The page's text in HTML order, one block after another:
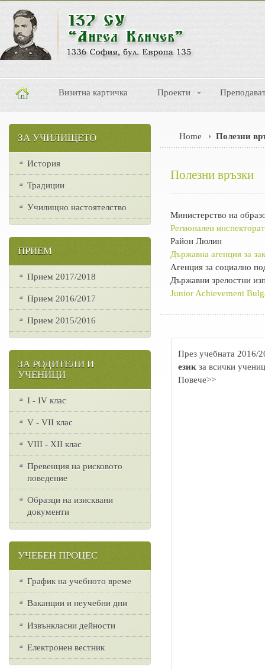
Визитна картичка Проекти
Home Полезни
Полезни връзки
Министерство на
Регионален
Район Люлин
Държавна агенция за
Агенция за социално
Държавни зрелостни
Junior Achievement
През учебната 2016/
език за всички
Повече>>
ЗА УЧИЛИЩЕТО
История
Традиции
Училищно настоятелство
ПРИЕМ
Прием 2017/2018
Прием 2016/2017
Прием 2015/2016
ЗА РОДИТЕЛИ И
УЧЕНИЦИ
I - IV клас
V - VII клас
VІІІ - ХІІ клас
Превенция на рисковото
поведение
Образци на изисквани
документи
УЧЕБЕН ПРОЦЕС
График на учебното време
Ваканции и неучебни дни
Извънкласни дейности
Електронен вестник